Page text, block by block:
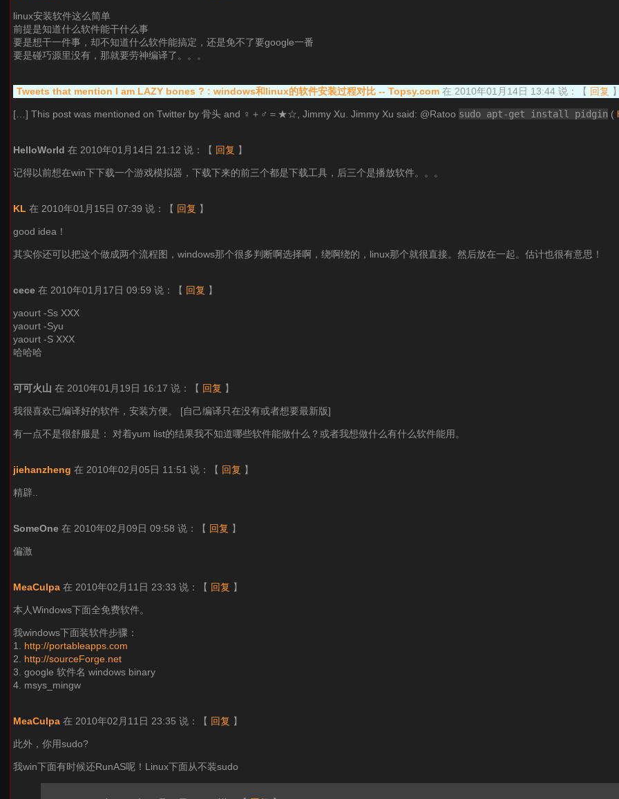
linux安装软件这么简单
前提是知道什么软件能干什么事
要是想干一件事，却不知道什么软件能搞定，还是免不了要google一番
要是碰巧源里没有，那就要劳神编译了。。。
Tweets that mention I am LAZY bones ? : windows和linux的软件安装过程对比 -- Topsy.com 在 2010年01月14日 13:44 说： 【 回复 】
[…] This post was mentioned on Twitter by 骨头 and ♀＋♂＝★☆, Jimmy Xu. Jimmy Xu said: @Ratoo sudo apt-get install pidgin (
HelloWorld 在 2010年01月14日 21:12 说： 【 回复 】
记得以前想在win下下载一个游戏模拟器，下载下来的前三个都是下载工具，后三个是播放软件。。。
KL 在 2010年01月15日 07:39 说： 【 回复 】
good idea！
其实你还可以把这个做成两个流程图，windows那个很多判断啊选择啊，绕啊绕的，linux那个就很直接。然后放在一起。估计也很有意思！
cece 在 2010年01月17日 09:59 说： 【 回复 】
yaourt -Ss XXX
yaourt -Syu
yaourt -S XXX
哈哈哈
可可火山 在 2010年01月19日 16:17 说： 【 回复 】
我很喜欢已编译好的软件，安装方便。 [自己编译只在没有或者想要最新版]
有一点不是很舒服是： 对着yum list的结果我不知道哪些软件能做什么？或者我想做什么有什么软件能用。
jiehanzheng 在 2010年02月05日 11:51 说： 【 回复 】
精辟..
SomeOne 在 2010年02月09日 09:58 说： 【 回复 】
偏激
MeaCulpa 在 2010年02月11日 23:33 说： 【 回复 】
本人Windows下面全免费软件。
我windows下面装软件步骤：
1. http://portableapps.com
2. http://sourceForge.net
3. google 软件名 windows binary
4. msys_mingw
MeaCulpa 在 2010年02月11日 23:35 说： 【 回复 】
此外，你用sudo?
我win下面有时候还RunAS呢！Linux下面从不装sudo